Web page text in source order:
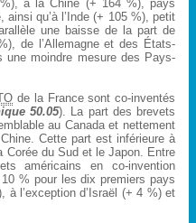
à la Chine (+ 164 %), pays
qu’à l’Inde (+ 105 %), petit
une baisse de la part de
de l’Allemagne et des États-
moindre mesure des Pays-
de la France sont co-inventés
50.05). La part des brevets
au Canada et nettement
Cette part est inférieure à
Corée du Sud et le Japon. Entre
américains en co-invention
% pour les dix premiers pays
à l’exception d’Israël (+ 4 %) et